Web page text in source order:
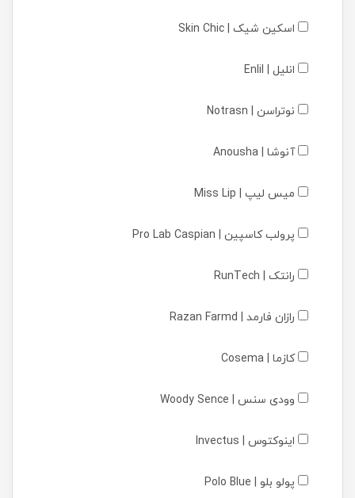
اسکین شیک | Skin Chic
انلیل | Enlil
نوتراسن | Notrasn
آنوشا | Anousha
میس لیپ | Miss Lip
پرولب کاسپین | Pro Lab Caspian
رانتک | RunTech
رازان فارمد | Razan Farmd
کازما | Cosema
وودی سنس | Woody Sence
اینوکتوس | Invectus
پولو بلو | Polo Blue